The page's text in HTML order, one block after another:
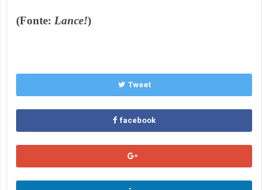
(Fonte: Lance!)
Tweet
facebook